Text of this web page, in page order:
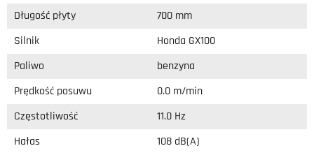
Długość płyty 700 mm
Silnik Honda GX100
Paliwo benzyna
Prędkość posuwu 0.0 m/min
Częstotliwość 11.0 Hz
Hałas 108 dB(A)